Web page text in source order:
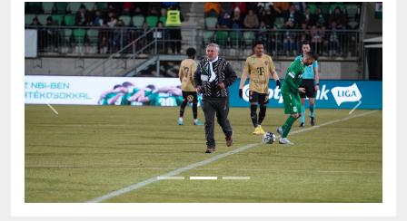
Previous Next